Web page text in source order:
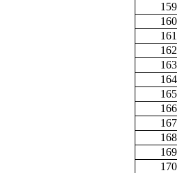
159
160
161
162
163
164
165
166
167
168
169
170